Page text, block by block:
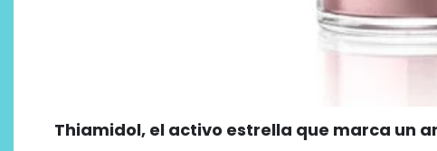
Thiamidol, el activo estrella que marca un